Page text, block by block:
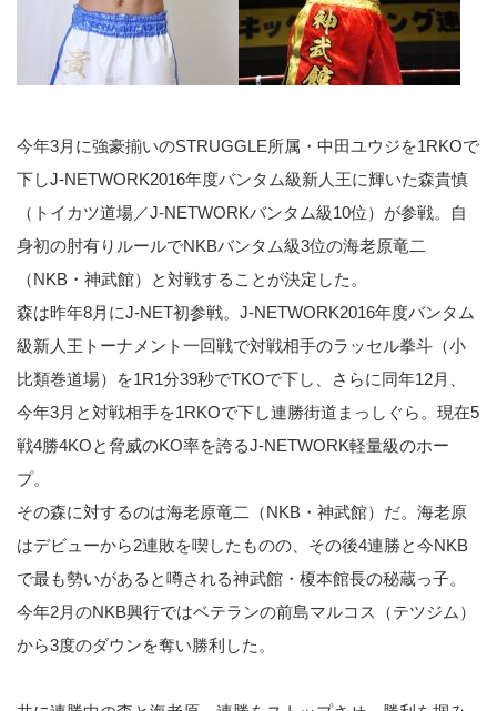
今年3月に強豪揃いのSTRUGGLE所属・中田ユウジを1RKOで
下しJ-NETWORK2016年度バンタム級新人王に輝いた森貴慎
（トイカツ道場／J-NETWORKバンタム級10位）が参戦。自
身初の肘有りルールでNKBバンタム級3位の海老原竜二
（NKB・神武館）と対戦することが決定した。
森は昨年8月にJ-NET初参戦。J-NETWORK2016年度バンタム
級新人王トーナメント一回戦で対戦相手のラッセル拳斗（小
比類巻道場）を1R1分39秒でTKOで下し、さらに同年12月、
今年3月と対戦相手を1RKOで下し連勝街道まっしぐら。現在5
戦4勝4KOと脅威のKO率を誇るJ-NETWORK軽量級のホー
プ。
その森に対するのは海老原竜二（NKB・神武館）だ。海老原
はデビューから2連敗を喫したものの、その後4連勝と今NKB
で最も勢いがあると噂される神武館・榎本館長の秘蔵っ子。
今年2月のNKB興行ではベテランの前島マルコス（テツジム）
から3度のダウンを奪い勝利した。